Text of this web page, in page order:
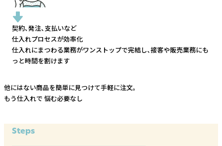
契約、発注、支払いなど
仕入れプロセスが効率化
仕入れにまつわる業務がワンストップで完結し、接客や販売業務にも
っと時間を割けます
他にはない商品を簡単に見つけて手軽に注文。
もう仕入れで 悩む必要なし
Steps